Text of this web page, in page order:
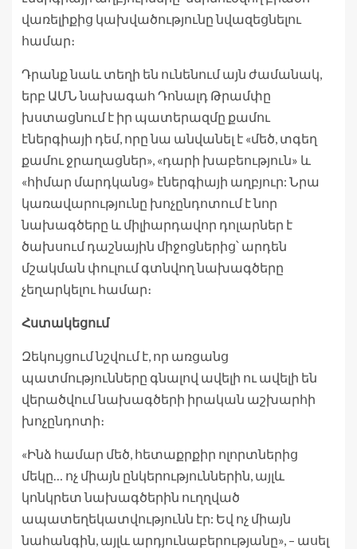
վառելիքից կախվածությունը նվազեցնելու
համար։
Դրանք նաև տեղի են ունենում այն ​​ժամանակ,
երբ ԱՄՆ նախագահ Դոնալդ Թրամփը
խստացնում է իր պատերազմը քամու
էներգիայի դեմ, որը նա անվանել է «մեծ, տգեղ
քամու ջրաղացներ», «դարի խաբեություն» և
«հիմար մարդկանց» էներգիայի աղբյուր: Նրա
կառավարությունը խոչընդոտում է նոր
նախագծերը և միլիարդավոր դոլարներ է
ծախսում դաշնային միջոցներից՝ արդեն
մշակման փուլում գտնվող նախագծերը
չեղարկելու համար։
Հստակեցում
Զեկույցում նշվում է, որ առցանց
պատմությունները գնալով ավելի ու ավելի են
վերածվում նախագծերի իրական աշխարհի
խոչընդոտի։
«Ինձ համար մեծ, հետաքրքիր ոլորտներից
մեկը… ոչ միայն ընկերություններին, այլև
կոնկրետ նախագծերին ուղղված
ապատեղեկատվությունն էր: Եվ ոչ միայն
նահանգին, այլև արդյունաբերությանը», – ասել